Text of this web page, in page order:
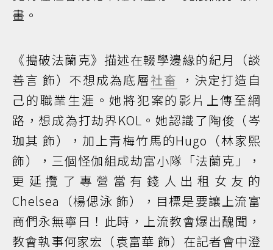
畫。
《搗破法蘭克》描述在輟學邊緣的紀月（談
善言 飾）不想成為底層社畜 ，決定打造自
己的職業生涯。她將犯案的影片上傳至網
路，想成為打劫界KOL。她認識了陶俊（岑
珈其 飾），加上青梅竹馬的Hugo（林家熙
飾），三個怪伽組成劫富小隊「法蘭克」，
更延攬了專營當有錢人出租女友的
Chelsea（楊偲泳 飾），目標是要讓上流富
商們永無寧日！此時，上流教會爆出醜聞，
教會執事何家宏（袁富華 飾）在記者會中澄